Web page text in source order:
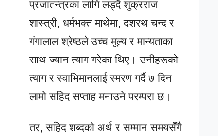
प्रजातन्त्रका लागि लड्दै शुक्रराज
शास्त्री, धर्मभक्त माथेमा, दशरथ चन्द र
गंगालाल श्रेष्ठले उच्च मूल्य र मान्यताका
साथ ज्यान त्याग गरेका थिए। उनीहरूको
त्याग र स्वाभिमानलाई स्मरण गर्दै ७ दिन
लामो सहिद सप्ताह मनाउने परम्परा छ।
तर, सहिद शब्दको अर्थ र सम्मान समयसँगै